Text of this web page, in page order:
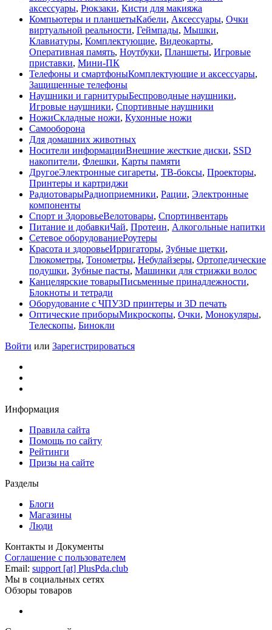
аксессуары, Рюкзаки, Кисти для макияжа
Компьютеры и планшетыКабели, Аксессуары, Очки
виртуальной реальности, Геймпады, Мышки,
Клавиатуры, Комплектующие, Видеокарты,
Оперативная память, Ноутбуки, Планшеты, Игровые
приставки, Мини-ПК
Телефоны и смартфоныКомплектующие и аксессуары,
Защищенные телефоны
Наушники и гарнитурыБеспроводные наушники,
Игровые наушники, Спортивные наушники
НожиСкладные ножи, Кухонные ножи
Самооборона
Для домашних животных
Носители информацииВнешние жесткие диски, SSD
накопители, Флешки, Карты памяти
ДругоеЭлектронные сигареты, ТВ-боксы, Проекторы,
Принтеры и картриджи
РадиотоварыРадиоприемники, Рации, Электронные
компоненты
Спорт и ЗдоровьеВелотовары, Спортинвентарь
Питание и добавкиЧай, Протеин, Алкогольные напитки
Сетевое оборудованиеРоутеры
Красота и здоровьеИрригаторы, Зубные щетки,
Глюкометры, Тонометры, Небулайзеры, Ортопедические
подушки, Зубные пасты, Машинки для стрижки волос
Канцелярские товарыПисьменные принадлежности,
Блокноты и тетради
Оборудование с ЧПУ3D принтеры и 3D печать
Оптические приборыМикроскопы, Очки, Монокуляры,
Телескопы, Бинокли
Войти или Зарегистрироваться
Информация
Правила сайта
Помощь по сайту
Рейтинги
Призы на сайте
Разделы
Блоги
Магазины
Люди
Контакты и Документы
Соглашение с пользователем
Email: support [at] PlusPda.club
Мы в социальных сетях
Обзоры товаров